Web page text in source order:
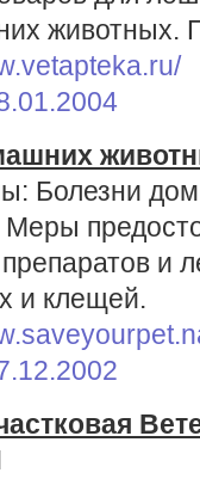
животных.
Болезни
Меры
и
и клещей.